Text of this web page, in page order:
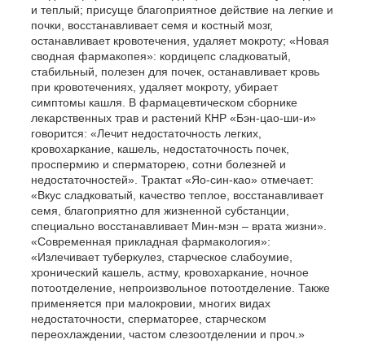
и теплый; присуще благоприятное действие на легкие и
почки, восстанавливает семя и костный мозг,
останавливает кровотечения, удаляет мокроту; «Новая
сводная фармакопея»: кордицепс сладковатый,
стабильный, полезен для почек, останавливает кровь
при кровотечениях, удаляет мокроту, убирает
симптомы кашля. В фармацевтическом сборнике
лекарственных трав и растений КНР «Бэн-цао-ши-и»
говорится: «Лечит недостаточность легких,
кровохаркание, кашель, недостаточность почек,
проспермию и сперматорею, сотни болезней и
недостаточностей». Трактат «Яо-син-као» отмечает:
«Вкус сладковатый, качество теплое, восстанавливает
семя, благоприятно для жизненной субстанции,
специально восстанавливает Мин-мэн – врата жизни».
«Современная прикладная фармакология»:
«Излечивает туберкулез, старческое слабоумие,
хронический кашель, астму, кровохаркание, ночное
потоотделение, непроизвольное потоотделение. Также
применяется при малокровии, многих видах
недостаточности, сперматорее, старческом
переохлаждении, частом слезоотделении и проч.»